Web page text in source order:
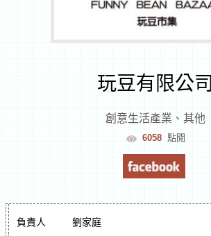
花
玩豆有限公司
創意生活產業 、 其他
6058 點閱
負責人 劉家庭